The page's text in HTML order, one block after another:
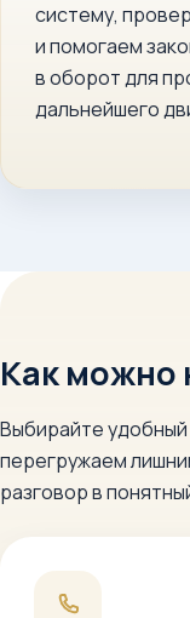
систему,
и помогаем
в оборот для
дальнейшего
Как можно
Выбирайте
перегружаем
разговор в